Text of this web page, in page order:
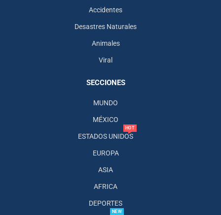
Accidentes
Desastres Naturales
Animales
Viral
SECCIONES
MUNDO
MÉXICO
ESTADOS UNIDOS
HOT
EUROPA
ASIA
AFRICA
DEPORTES
NEW